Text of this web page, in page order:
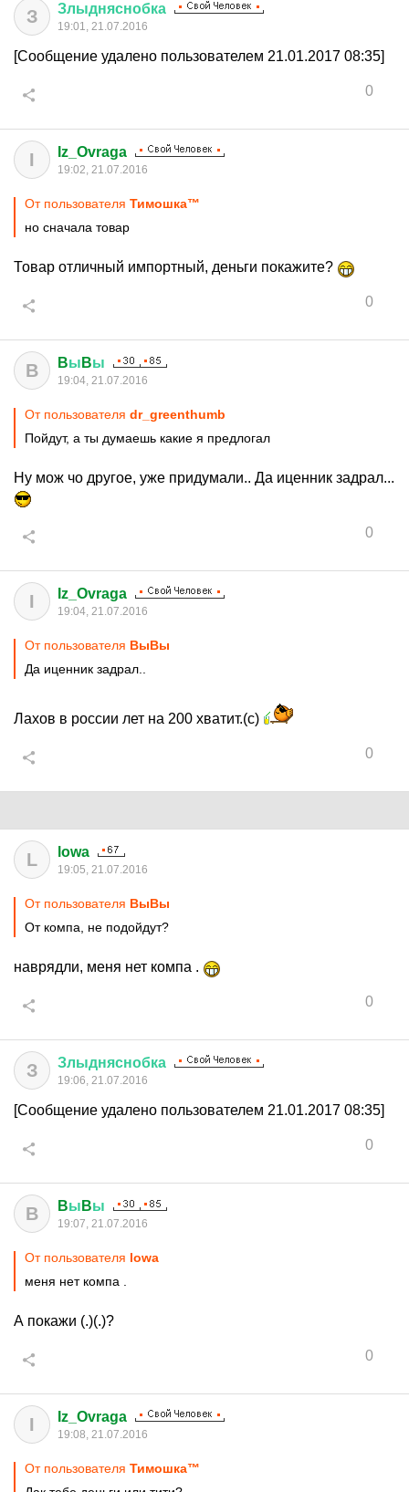
З Злыдняснобка
19:01, 21.07.2016
[Сообщение удалено пользователем 21.01.2017 08:35]
0
I Iz_Ovraga
19:02, 21.07.2016
От пользователя Тимошка™
но сначала товар
Товар отличный импортный, деньги покажите?
0
B Bы Bы
19:04, 21.07.2016
От пользователя dr_greenthumb
Пойдут, а ты думаешь какие я предлогал
Ну мож чо другое, уже придумали.. Да иценник задрал...
0
I Iz_Ovraga
19:04, 21.07.2016
От пользователя BыBы
Да иценник задрал..
Лахов в россии лет на 200 хватит.(с)
0
L lowa
19:05, 21.07.2016
От пользователя BыBы
От компа, не подойдут?
наврядли, меня нет компа .
0
З Злыдняснобка
19:06, 21.07.2016
[Сообщение удалено пользователем 21.01.2017 08:35]
0
B Bы Bы
19:07, 21.07.2016
От пользователя lowa
меня нет компа .
А покажи (.)(.)?
0
I Iz_Ovraga
19:08, 21.07.2016
От пользователя Тимошка™